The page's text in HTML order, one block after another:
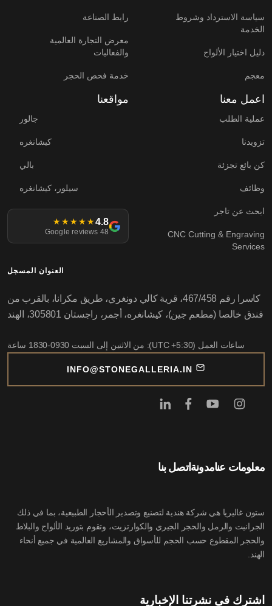
سياسة الاسترداد وشروط
الخدمة
دليل اختيار الألواح
معجم
رابط الصناعة
معرض التجارة العالمية
والفعاليات
خدمة فحص الحجر
اعمل معنا
عملية الطلب
تزويدنا
كن بائع تجزئة
وظائف
ابحث عن تاجر
CNC Cutting & Engraving
Services
مواقعنا
جالور
كيشانغره
بالي
سيلور، كيشانغره
4.8
★★★★★
48 Google reviews
معلومات عنامدونة اتصل بنا
ستون غاليريا هي شركة هندية لتصنيع وتصدير الأحجار الطبيعية، بما في ذلك
الجرانيت والرمل والحجر الجيري والكوارتزيت، وتقوم بتوريد الألواح والبلاط
والحجر المقطوع حسب الحجم للأسواق والمشاريع العالمية في جميع أنحاء
الهند.
اشترك في نشرتنا الإخبارية
العنوان المسجل
كاسرا رقم 467/458، قرية كالي دونغري، طريق مكرانا، بالقرب من
فندق خالصا (مطعم جين)، كيشانغره، أجمر، راجستان 305801، الهند
ساعات العمل (UTC +5:30): من الاثنين إلى السبت 0930-1830 ساعة
INFO@STONEGALLERIA.IN